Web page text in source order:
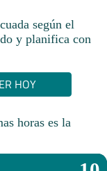
según el
y planifica con
HOY
horas es la